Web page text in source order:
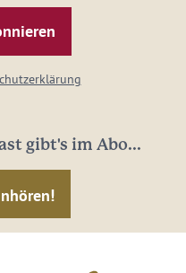
gibt's im Abo...